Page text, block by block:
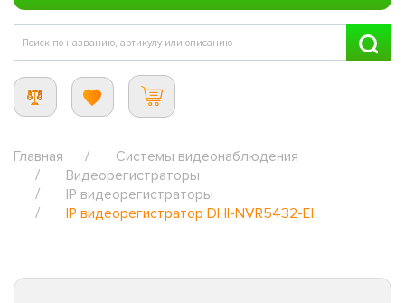
Главная
Системы видеонаблюдения
Видеорегистраторы
IP видеорегистраторы
IP видеорегистратор DHI-NVR5432-EI